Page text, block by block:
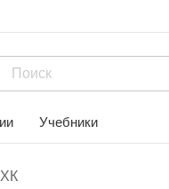
Учебники